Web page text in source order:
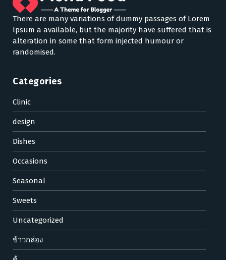
There are many variations of dummy passages of Lorem
Ipsum a available, but the majority have suffered that is
alteration in some that form injected humour or
randomised.
Categories
Clinic
design
Dishes
Occasions
Seasonal
Sweets
Uncategorized
ข้าวกล่อง